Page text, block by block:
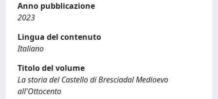
Anno pubblicazione
2023
Lingua del contenuto
Italiano
Titolo del volume
La storia del Castello di Bresciadal Medioevo
all'Ottocento